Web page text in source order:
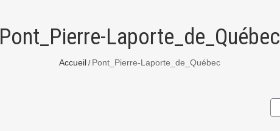
Pont_Pierre-Laporte_de_Québec
Accueil Pont_Pierre-Laporte_de_Québec